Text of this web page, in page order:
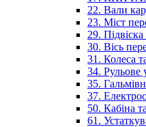
22. Вали
23. Міст
29.
30. Вісь
31. Колеса
34. Рульове
35.
37.
50. Кабіна
61.